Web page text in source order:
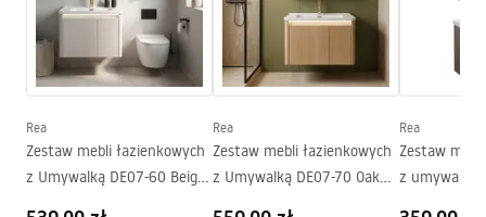
Głębokość (mm):
510 mm
Manual
Instrukcja_monta__u_Zestaw_mebli___azienkowych_D
E07-70.pdf
Rea
Zestaw mebli łazienkowych
z Umywalką DE07-60 Beige
Rea
Zestaw mebli łazienkowych
z Umywalką DE07-70 Oak
Rea
Zestaw
z umywalką